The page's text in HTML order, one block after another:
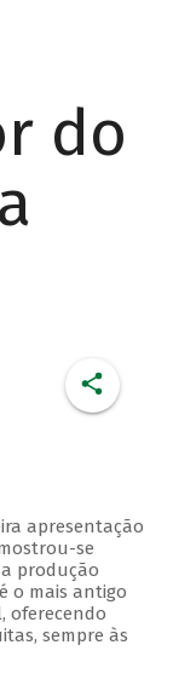
do
apresentação
se
produção
o mais antigo
oferecendo
sempre às